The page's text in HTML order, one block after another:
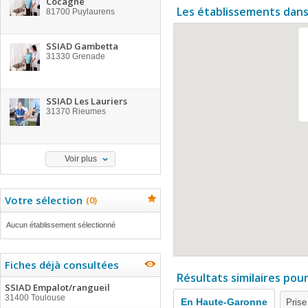
81700 Puylaurens
SSIAD Gambetta
31330 Grenade
SSIAD Les Lauriers
31370 Rieumes
Voir plus
Votre sélection (0)
Aucun établissement sélectionné
Fiches déjà consultées
SSIAD Empalot/rangueil
31400 Toulouse
Les établissements
Résultats similaires
En Haute-Garonne